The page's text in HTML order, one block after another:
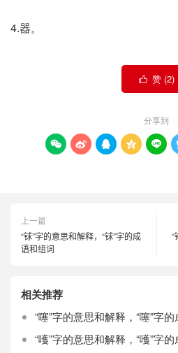
4.器。
 赞 (2)
分享到
    
上一篇
“𨱇”字的意思和解释，“𨱇”字的成
语和组词
相关推荐
“噻”字的意思和解释，“噻”字
“嚄”字的意思和解释，“嚄”字